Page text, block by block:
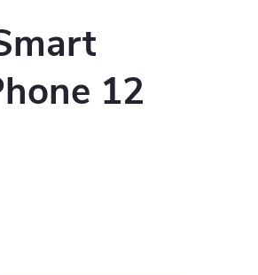
12